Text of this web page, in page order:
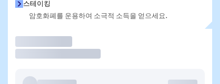
스테이킹
암호화폐를 운용하여 소극적 소득을 얻으세요.